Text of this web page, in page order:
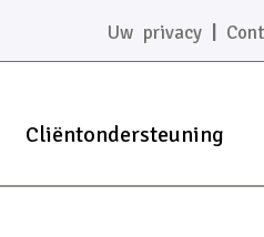
Uw privacy
Cliëntondersteuning